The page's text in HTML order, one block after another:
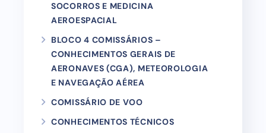
SOCORROS E MEDICINA
AEROESPACIAL
BLOCO 4 COMISSÁRIOS –
CONHECIMENTOS GERAIS DE
AERONAVES (CGA), METEOROLOGIA
E NAVEGAÇÃO AÉREA
COMISSÁRIO DE VOO
CONHECIMENTOS TÉCNICOS